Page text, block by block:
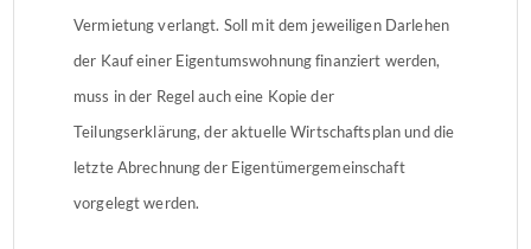
Vermietung verlangt. Soll mit dem jeweiligen Darlehen
der Kauf einer Eigentumswohnung finanziert werden,
muss in der Regel auch eine Kopie der
Teilungserklärung, der aktuelle Wirtschaftsplan und die
letzte Abrechnung der Eigentümergemeinschaft
vorgelegt werden.